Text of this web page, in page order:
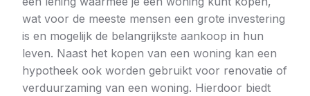
wat voor de meeste mensen een grote investering
is en mogelijk de belangrijkste aankoop in hun
leven. Naast het kopen van een woning kan een
hypotheek ook worden gebruikt voor renovatie of
verduurzaming van een woning. Hierdoor biedt